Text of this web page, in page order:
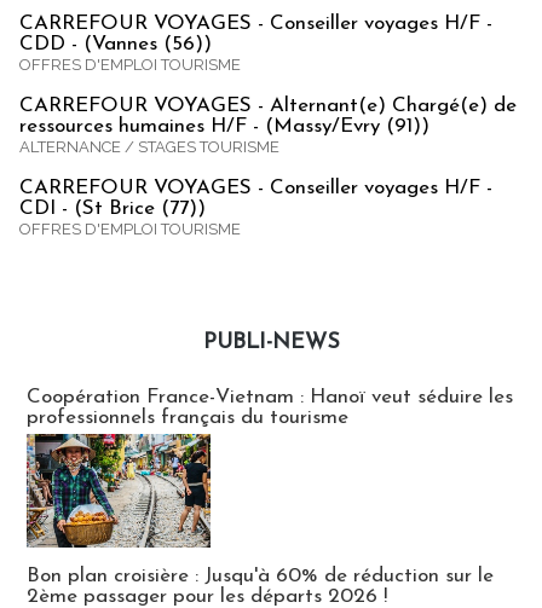
CARREFOUR VOYAGES - Conseiller voyages H/F -
CDD - (Vannes (56))
OFFRES D'EMPLOI TOURISME
CARREFOUR VOYAGES - Alternant(e) Chargé(e) de
ressources humaines H/F - (Massy/Evry (91))
ALTERNANCE / STAGES TOURISME
CARREFOUR VOYAGES - Conseiller voyages H/F -
CDI - (St Brice (77))
OFFRES D'EMPLOI TOURISME
PUBLI-NEWS
Coopération France-Vietnam : Hanoï veut séduire les
professionnels français du tourisme
Bon plan croisière : Jusqu'à 60% de réduction sur le
2ème passager pour les départs 2026 !